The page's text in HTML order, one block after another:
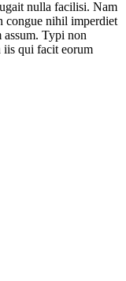
nulla facilisi. Nam
congue nihil imperdiet
assum. Typi non
iis qui facit eorum